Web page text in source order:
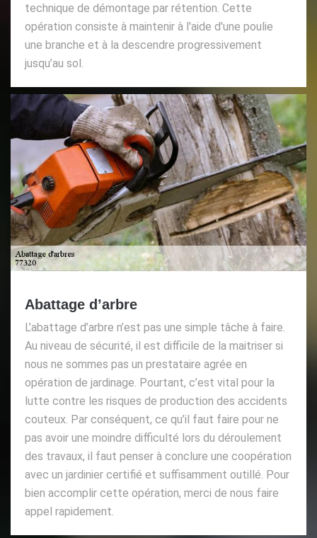
technique de démontage par rétention. Cette
opération consiste à maintenir à l'aide d'une poulie
une branche et à la descendre progressivement
jusqu’au sol.
Abattage d’arbre
L’abattage d’arbre n’est pas une simple tâche à faire.
Au niveau de sécurité, il est difficile de la maitriser si
nous ne sommes pas un prestataire agrée en
opération de jardinage. Pourtant, c’est vital pour la
lutte contre les risques de production des accidents
couteux. Par conséquent, ce qu’il faut faire pour ne
pas avoir une moindre difficulté lors du déroulement
des travaux, il faut penser à conclure une coopération
avec un jardinier certifié et suffisamment outillé. Pour
bien accomplir cette opération, merci de nous faire
appel rapidement.